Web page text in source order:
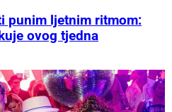
punim ljetnim ritmom:
ovog tjedna